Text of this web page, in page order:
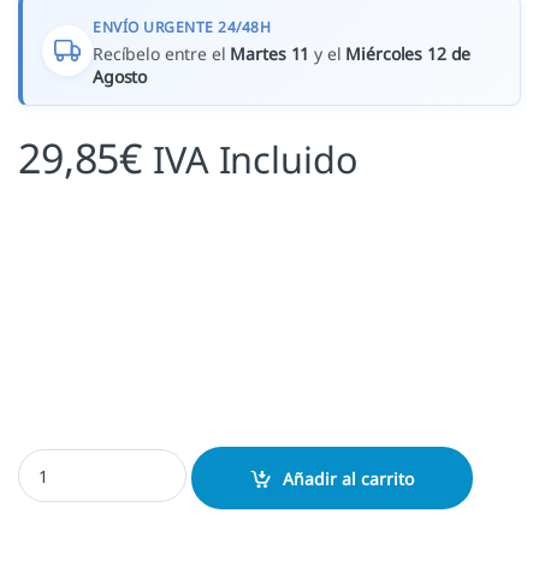
ENVÍO URGENTE 24/48H
Recíbelo entre el Martes 11 y el Miércoles 12 de
Agosto
29,85€ IVA Incluido
Exlibris a paso de tortuga cantidad
Añadir al carrito